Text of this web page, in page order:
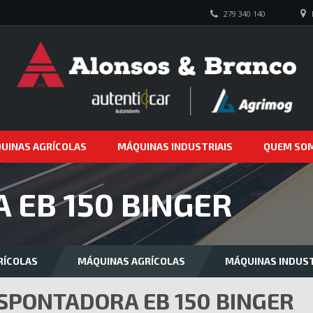
279 340 140
AGRÍCOLAS MÁQUINAS INDUSTRIAIS QUEM
EB 150 BINGER
MÁQUINAS AGRÍCOLAS MÁQUINAS
EB 150 BINGER